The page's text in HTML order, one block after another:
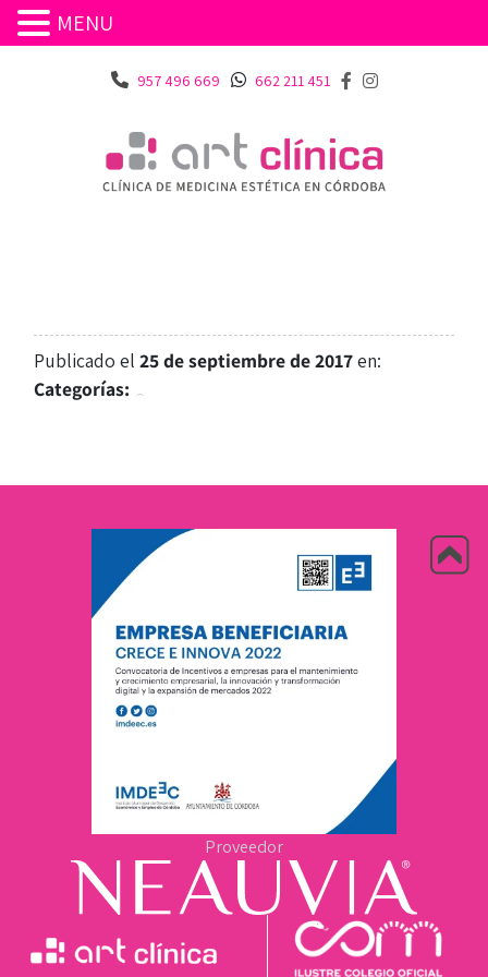
957 496 669 662 211 451
Publicado el25 de septiembre de 2017en:
Categorías:
Proveedor
MENU